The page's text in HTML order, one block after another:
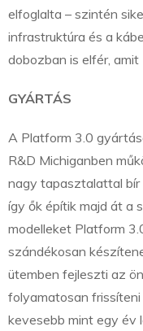
elfoglalta – szintén
infrastruktúra és a
dobozban is elfér,
GYÁRTÁS
A Platform 3.0
R&D Michiganben
nagy tapasztalattal bír
így ők építik majd át a
modelleket Platform
szándékosan
ütemben fejleszti az
folyamatosan
kevesebb mint egy év